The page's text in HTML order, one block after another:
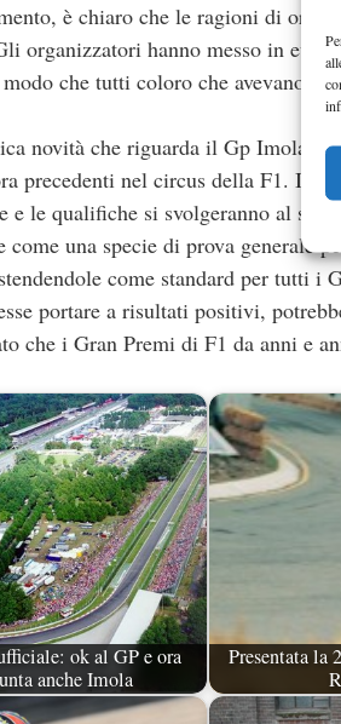
è chiaro che le ragioni di
organizzatori hanno messo in
che tutti coloro che avevano
novità che riguarda il Gp Imola
precedenti nel circus della F1. Il
e le qualifiche si svolgeranno al
come una specie di prova generale
come standard per tutti i
portare a risultati positivi,
che i Gran Premi di F1 da anni e
ok al GP e ora
anche Imola
Presentata